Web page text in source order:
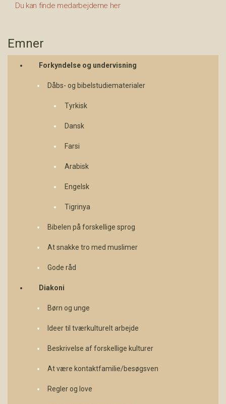
Emner
Forkyndelse og undervisning
Dåbs- og bibelstudiematerialer
Tyrkisk
Dansk
Farsi
Arabisk
Engelsk
Tigrinya
Bibelen på forskellige sprog
At snakke tro med muslimer
Gode råd
Diakoni
Børn og unge
Ideer til tværkulturelt arbejde
Beskrivelse af forskellige kulturer
At være kontaktfamilie/besøgsven
Regler og love
Du kan finde medarbejderne her